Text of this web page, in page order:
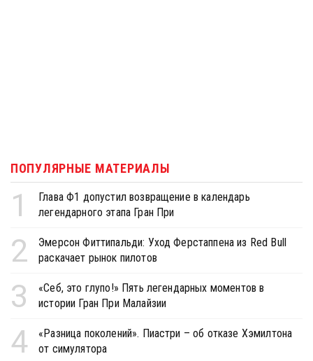
ПОПУЛЯРНЫЕ МАТЕРИАЛЫ
1
Глава Ф1 допустил возвращение в календарь
легендарного этапа Гран При
2
Эмерсон Фиттипальди: Уход Ферстаппена из Red Bull
раскачает рынок пилотов
3
«Себ, это глупо!» Пять легендарных моментов в
истории Гран При Малайзии
4
«Разница поколений». Пиастри – об отказе Хэмилтона
от симулятора